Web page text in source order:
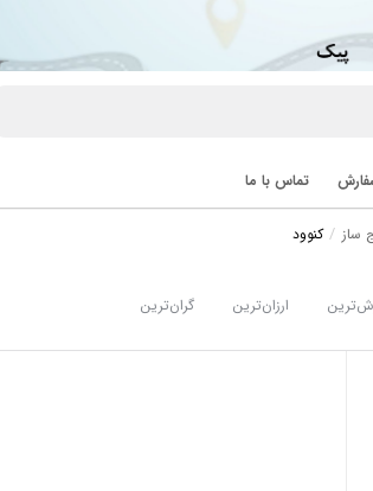
تماس با ما
ساز کنوود
ارزان‌ترین گران‌ترین